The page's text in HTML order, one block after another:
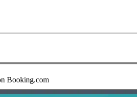
Booking.com